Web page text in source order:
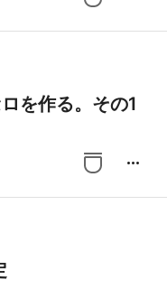
を作る。その1
more_horiz